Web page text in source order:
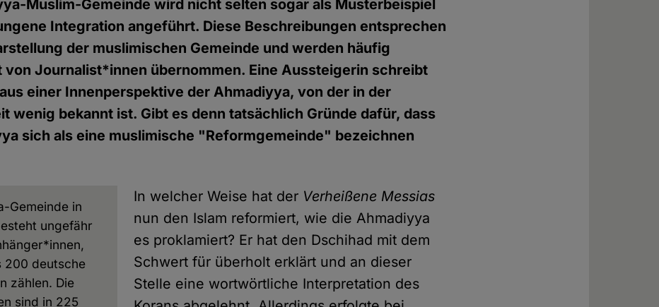
Muslim-Gemeinde wird nicht selten sogar als Musterbeispiel
Integration angeführt. Diese Beschreibungen entsprechen
der muslimischen Gemeinde und werden häufig
Journalist*innen übernommen. Eine Aussteigerin schreibt
einer Innenperspektive der Ahmadiyya, von der in der
wenig bekannt ist. Gibt es denn tatsächlich Gründe dafür, dass
sich als eine muslimische "Reformgemeinde" bezeichnen
Gemeinde in
ungefähr
200 deutsche
zählen. Die
sind in 225
In welcher Weise hat der Verheißene Messias
nun den Islam reformiert, wie die Ahmadiyya
es proklamiert? Er hat den Dschihad mit dem
Schwert für überholt erklärt und an dieser
Stelle eine wortwörtliche Interpretation des